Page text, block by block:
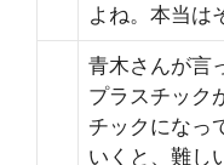
よね。本当は
青木さんが言
プラスチック
チックになっ
いくと、難し